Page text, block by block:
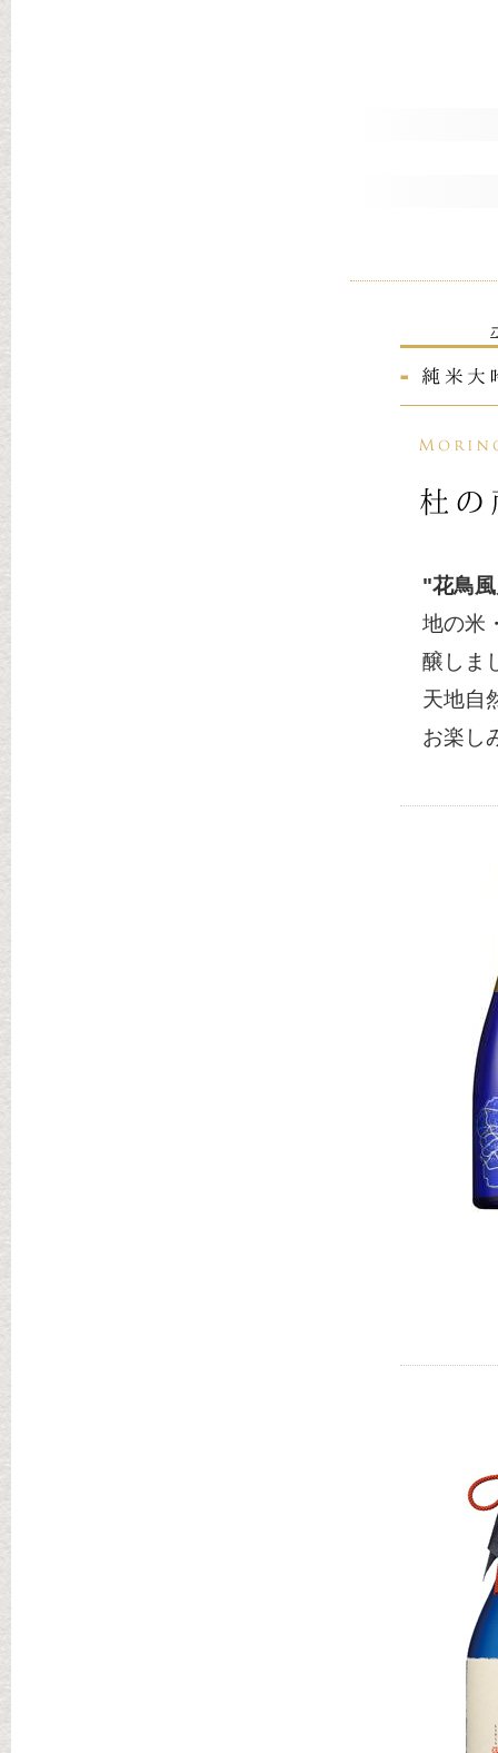
"花鳥
地の米
醸しま
天地自
お楽し